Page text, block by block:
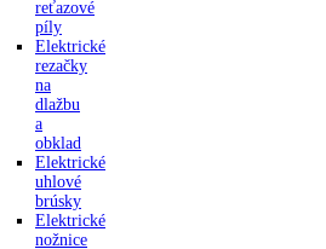
reťazové
píly
Elektrické
rezačky
na
dlažbu
a
obklad
Elektrické
uhlové
brúsky
Elektrické
nožnice